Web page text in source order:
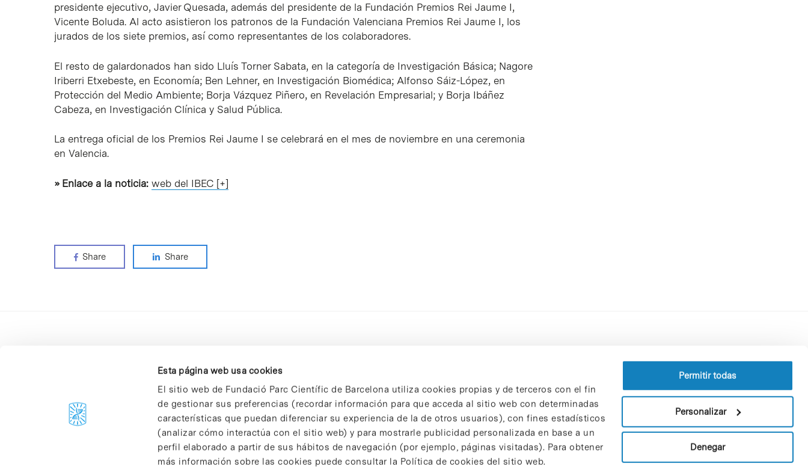
Esta página web usa cookies
El sitio web de Fundació Parc Científic de Barcelona utiliza cookies propias y de terceros con el fin
de gestionar sus preferencias (recordar información para que acceda al sitio web con determinadas
características que puedan diferenciar su experiencia de la de otros usuarios), con fines estadísticos
(analizar cómo interactúa con el sitio web) y para mostrarle publicidad personalizada en base a un
perfil elaborado a partir de sus hábitos de navegación (por ejemplo, páginas visitadas). Para obtener
más información sobre las cookies puede consultar la Política de cookies del sitio web.
Permitir todas
Personalizar
Denegar
presidente ejecutivo, Javier Quesada, además del presidente de la Fundación Premios Rei Jaume I,
Vicente Boluda. Al acto asistieron los patronos de la Fundación Valenciana Premios Rei Jaume I, los
jurados de los siete premios, así como representantes de los colaboradores.
El resto de galardonados han sido Lluís Torner Sabata, en la categoría de Investigación Básica; Nagore
Iriberri Etxebeste, en Economía; Ben Lehner, en Investigación Biomédica; Alfonso Sáiz-López, en
Protección del Medio Ambiente; Borja Vázquez Piñero, en Revelación Empresarial; y Borja Ibáñez
Cabeza, en Investigación Clínica y Salud Pública.
La entrega oficial de los Premios Rei Jaume I se celebrará en el mes de noviembre en una ceremonia
en Valencia.
» Enlace a la noticia: web del IBEC [+]
Share Share
C/Baldiri Reixac, 4-12 i 15
08028 Barcelona
Perfil del contratante
Política de privacidad
Aviso Legal
Política de cookies
Patrones y patrocinadores
Bolsa de trabajo
Contacto